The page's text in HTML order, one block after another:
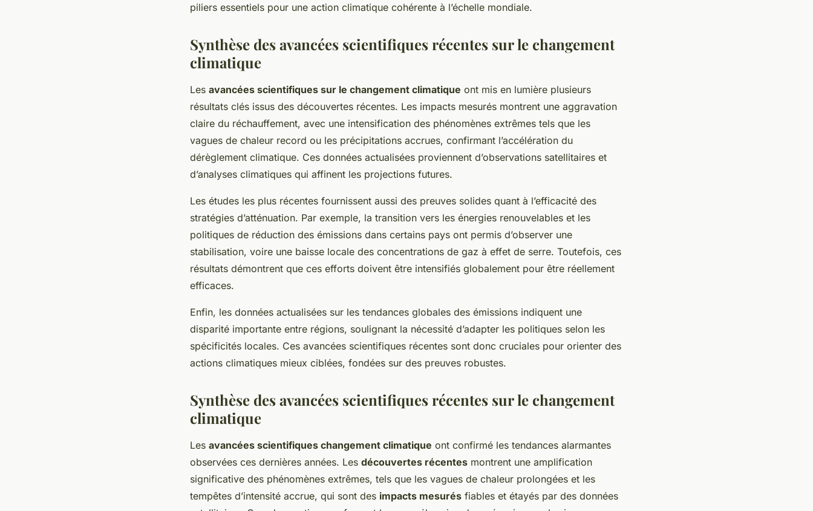
piliers essentiels pour une action climatique cohérente à l’échelle mondiale.
Synthèse des avancées scientifiques récentes sur le changement
climatique
Les avancées scientifiques sur le changement climatique ont mis en lumière plusieurs
résultats clés issus des découvertes récentes. Les impacts mesurés montrent une aggravation
claire du réchauffement, avec une intensification des phénomènes extrêmes tels que les
vagues de chaleur record ou les précipitations accrues, confirmant l’accélération du
dérèglement climatique. Ces données actualisées proviennent d’observations satellitaires et
d’analyses climatiques qui affinent les projections futures.
Les études les plus récentes fournissent aussi des preuves solides quant à l’efficacité des
stratégies d’atténuation. Par exemple, la transition vers les énergies renouvelables et les
politiques de réduction des émissions dans certains pays ont permis d’observer une
stabilisation, voire une baisse locale des concentrations de gaz à effet de serre. Toutefois, ces
résultats démontrent que ces efforts doivent être intensifiés globalement pour être réellement
efficaces.
Enfin, les données actualisées sur les tendances globales des émissions indiquent une
disparité importante entre régions, soulignant la nécessité d’adapter les politiques selon les
spécificités locales. Ces avancées scientifiques récentes sont donc cruciales pour orienter des
actions climatiques mieux ciblées, fondées sur des preuves robustes.
Synthèse des avancées scientifiques récentes sur le changement
climatique
Les avancées scientifiques changement climatique ont confirmé les tendances alarmantes
observées ces dernières années. Les découvertes récentes montrent une amplification
significative des phénomènes extrêmes, tels que les vagues de chaleur prolongées et les
tempêtes d’intensité accrue, qui sont des impacts mesurés fiables et étayés par des données